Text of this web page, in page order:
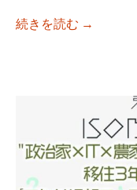
続きを読む 【iso乃
→